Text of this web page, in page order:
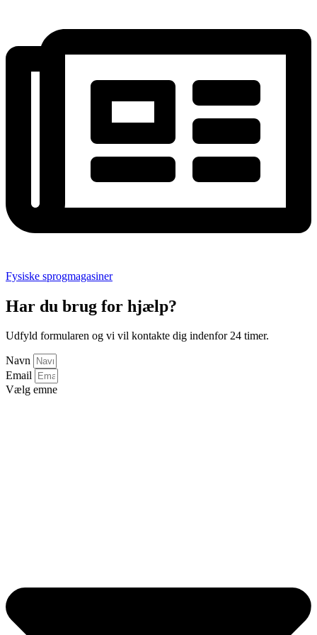
Fysiske sprogmagasiner
Har du brug for hjælp?
Udfyld formularen og vi vil kontakte dig indenfor 24 timer.
Navn
Email
Vælg emne